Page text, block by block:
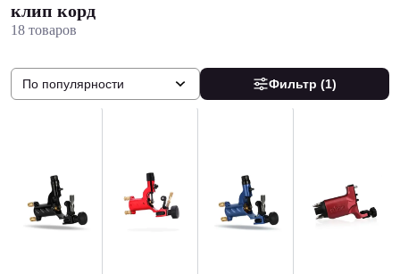
клип корд
18 товаров
Фильтр (1)
По популярности